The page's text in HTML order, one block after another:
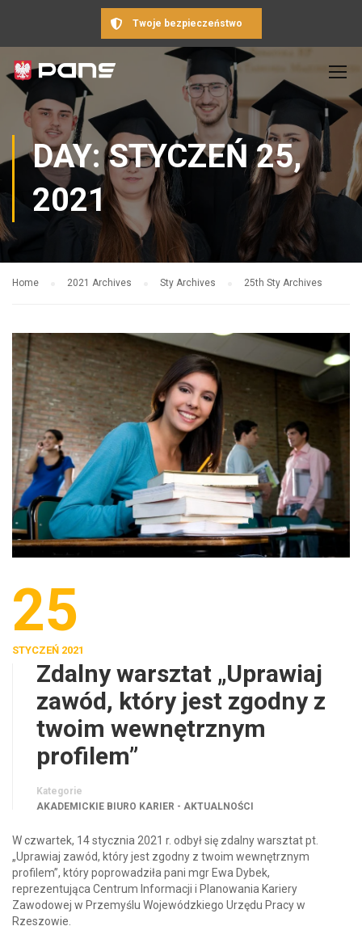
Twoje bezpieczeństwo
DAY: STYCZEŃ 25,
2021
Home 2021 Archives Sty Archives 25th Sty Archives
25
STYCZEŃ 2021
Zdalny warsztat „Uprawiaj
zawód, który jest zgodny z
twoim wewnętrznym
profilem”
Kategorie
AKADEMICKIE BIURO KARIER - AKTUALNOŚCI
W czwartek, 14 stycznia 2021 r. odbył się zdalny warsztat pt.
„Uprawiaj zawód, który jest zgodny z twoim wewnętrznym
profilem”, który poprowadziła pani mgr Ewa Dybek,
reprezentująca Centrum Informacji i Planowania Kariery
Zawodowej w Przemyślu Wojewódzkiego Urzędu Pracy w
Rzeszowie.